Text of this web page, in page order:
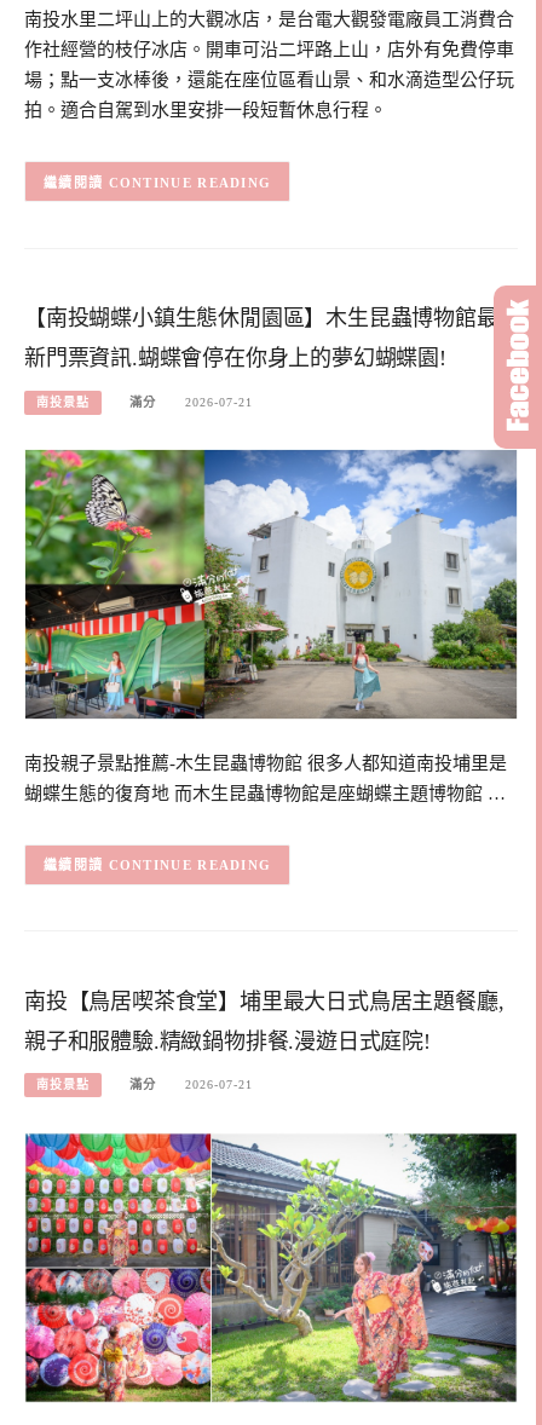
南投水里二坪山上的大觀冰店，是台電大觀發電廠員工消費合
作社經營的枝仔冰店。開車可沿二坪路上山，店外有免費停車
場；點一支冰棒後，還能在座位區看山景、和水滴造型公仔玩
拍。適合自駕到水里安排一段短暫休息行程。
CONTINUE READING
【南投蝴蝶小鎮生態休閒園區】木生昆蟲博物館最
新門票資訊.蝴蝶會停在你身上的夢幻蝴蝶園!
南投景點 滿分 2026-07-21
南投親子景點推薦-木生昆蟲博物館 很多人都知道南投埔里是
蝴蝶生態的復育地 而木生昆蟲博物館是座蝴蝶主題博物館 …
CONTINUE READING
南投【鳥居喫茶食堂】埔里最大日式鳥居主題餐廳,
親子和服體驗.精緻鍋物排餐.漫遊日式庭院!
南投景點 滿分 2026-07-21